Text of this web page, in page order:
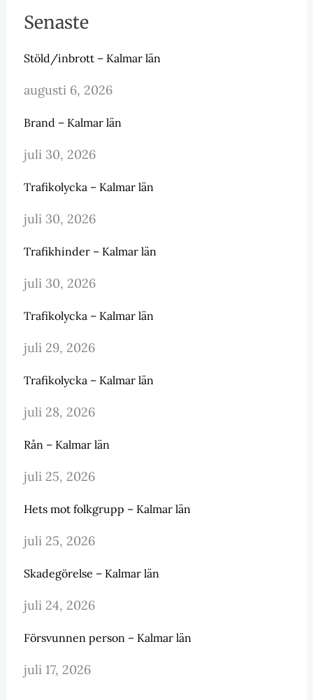
Senaste
Stöld/inbrott – Kalmar län
augusti 6, 2026
Brand – Kalmar län
juli 30, 2026
Trafikolycka – Kalmar län
juli 30, 2026
Trafikhinder – Kalmar län
juli 30, 2026
Trafikolycka – Kalmar län
juli 29, 2026
Trafikolycka – Kalmar län
juli 28, 2026
Rån – Kalmar län
juli 25, 2026
Hets mot folkgrupp – Kalmar län
juli 25, 2026
Skadegörelse – Kalmar län
juli 24, 2026
Försvunnen person – Kalmar län
juli 17, 2026